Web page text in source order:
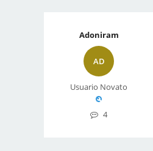
Adoniram
AD
Usuario Novato
4